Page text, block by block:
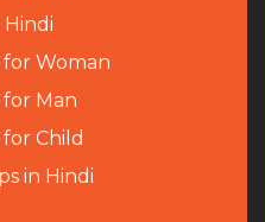
for Woman
Man
Child
in Hindi